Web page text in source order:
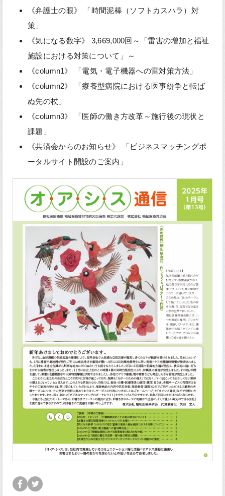
《弁護士の眼》 「時間泥棒（ソフトカスハラ）対
策」
《気になる数字》 3,669,000回～「雷害の増加と福祉
施設における対策について」～
《column1》 「電気・電子機器への雷対策方法」
《column2》 「療養型病院における医事紛争と転ば
ぬ先の杖」
《column3》 「医師の働き方改革～施行後の現状と
課題」
《共済会からのお知らせ》 「ビジネスマッチングポ
ータルサイト開設のご案内」